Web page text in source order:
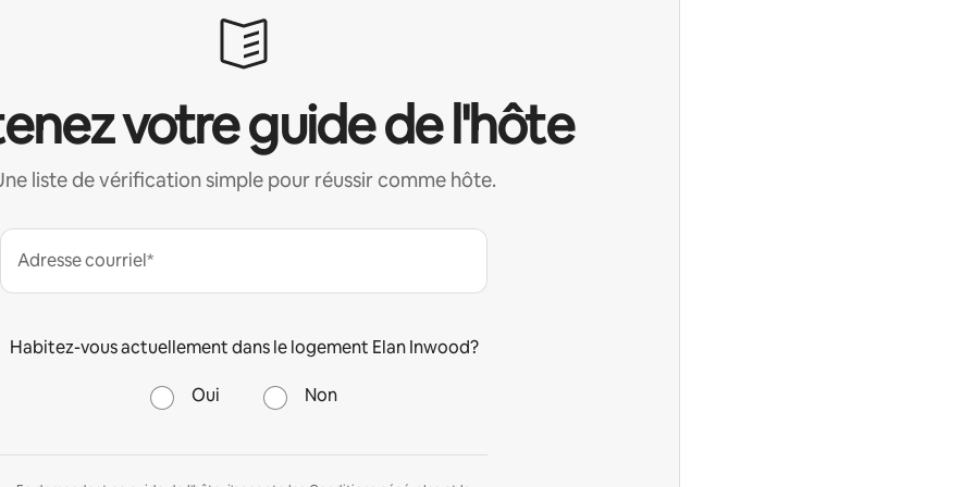
votre guide de l'hôte
liste de vérification simple pour réussir comme hôte.
Adresse courriel*
Habitez-vous actuellement dans le logement Elan Inwood?
Oui Non